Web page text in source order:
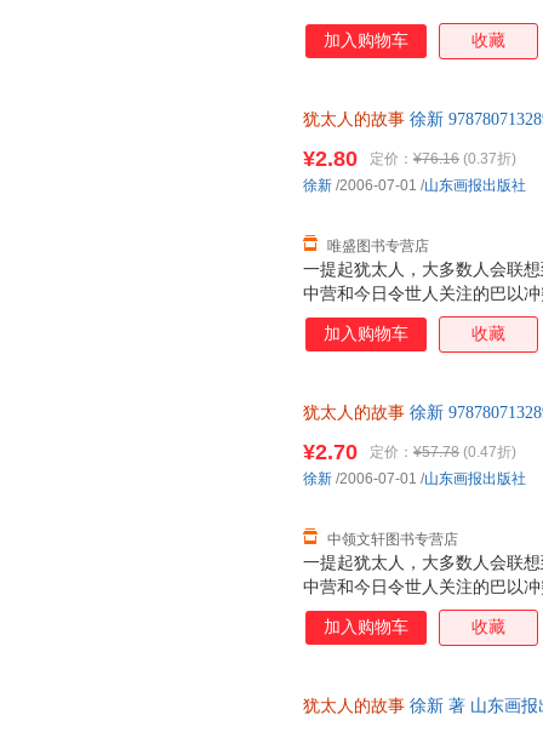
加入购物车 收藏
犹太人的故事 徐新
一提起犹太人，大多数人会联
中营和今日令世人关注的巴以
彩?为什么犹太人会遭到希特勒
在以色列地建国?恐怕许多人
太人存在的基础。在数千年受
流散的历史，既有主动的迁徙
族、旧约《圣经》、创造了各
¥2.80 定价： ¥76.16 (0.37折)
唯盛图书专营店
徐新 /2006-07-01 /山东画报出版社
加入购物车 收藏
犹太人的故事 徐新
一提起犹太人，大多数人会联
中营和今日令世人关注的巴以
彩?为什么犹太人会遭到希特勒
在以色列地建国?恐怕许多人
太人存在的基础。在数千年受
¥2.70 定价： ¥57.78 (0.47折)
中领文轩图书专营店
徐新 /2006-07-01 /山东画报出版社
加入购物车 收藏
犹太人的故事 徐新 著 山东画